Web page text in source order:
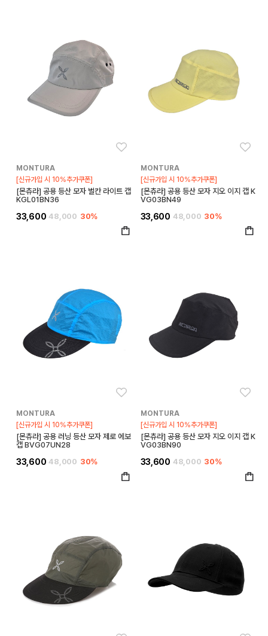
MONTURA
[신규가입 시 10%추가쿠폰]
[몬츄라] 공용 등산 모자 벌칸 라이트 캡
KGL01BN36
33,600 48,000 30%
MONTURA
[신규가입 시 10%추가쿠폰]
[몬츄라] 공용 등산 모자 지오 이지 캡 K
VG03BN49
33,600 48,000 30%
MONTURA
[신규가입 시 10%추가쿠폰]
[몬츄라] 공용 러닝 등산 모자 제로 에보
캡 BVG07UN28
33,600 48,000 30%
MONTURA
[신규가입 시 10%추가쿠폰]
[몬츄라] 공용 등산 모자 지오 이지 캡 K
VG03BN90
33,600 48,000 30%